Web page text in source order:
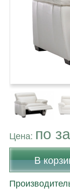
Цена: по
В